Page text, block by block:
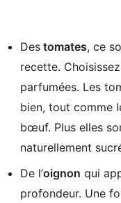
Des tomates, ce
recette.
parfumées. Les
bien, tout comme
bœuf. Plus elles
naturellement
De l’oignon qui
profondeur. Une